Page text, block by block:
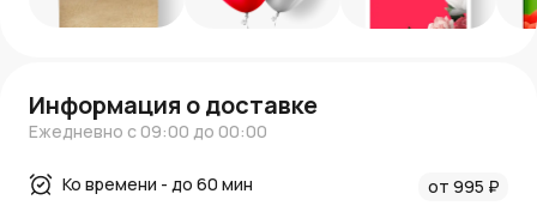
Информация о доставке
Ежедневно с 09:00 до 00:00
Ко времени - до 60 мин
от 995 ₽